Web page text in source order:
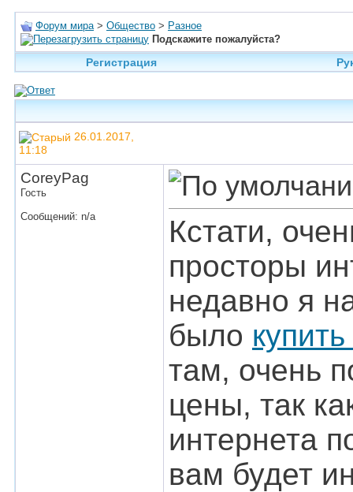
Форум мира > Общество > Разное
Подскажите пожалуйста?
Регистрация
26.01.2017,
11:18
CoreyPag
Гость
Сообщений: n/a
Кстати,
просторы
недавно я
было
там, очень
цены, так
интернета
вам будет